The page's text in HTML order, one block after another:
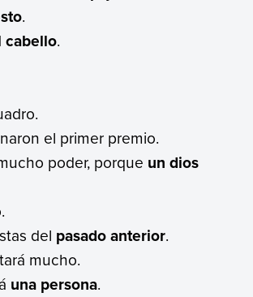
.
cabello.
el primer premio.
poder, porque un dios
del pasado anterior.
mucho.
una persona.